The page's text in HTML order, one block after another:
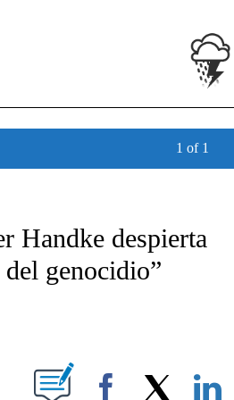
1 of 1
ON "NEWS".
Handke despierta
genocidio”
ON "".